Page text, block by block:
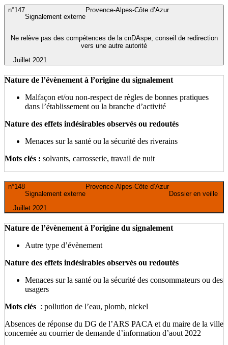
Juillet 2021
Ne relève pas des compétences de la cnDAspe, conseil de redirection
vers une autre autorité
Provence-Alpes-Côte d’Azur
Signalement externe
n°147
Nature de l’évènement à l’origine du signalement
Malfaçon et/ou non-respect de règles de bonnes pratiques
dans l’établissement ou la branche d’activité
Nature des effets indésirables observés ou redoutés
Menaces sur la santé ou la sécurité des riverains
Mots clés : solvants, carrosserie, travail de nuit
Juillet 2021
Dossier en veille
Provence-Alpes-Côte d’Azur
Signalement externe
n°148
Nature de l’évènement à l’origine du signalement
Autre type d’évènement
Nature des effets indésirables observés ou redoutés
Menaces sur la santé ou la sécurité des consommateurs ou des
usagers
Mots clés : pollution de l’eau, plomb, nickel
Absences de réponse du DG de l’ARS PACA et du maire de la ville
concernée au courrier de demande d’information d’aout 2022